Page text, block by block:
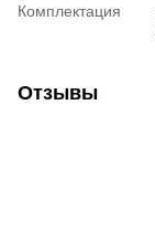
Комплектация
Отзывы